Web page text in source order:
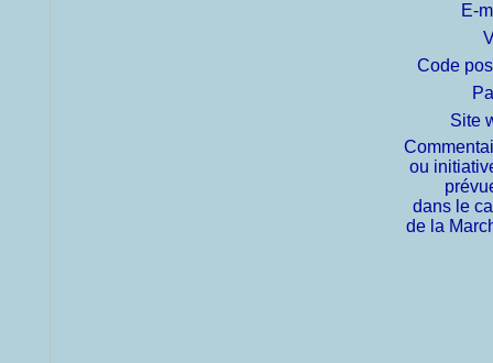
E-
Code
Site
ou
dans le
de la